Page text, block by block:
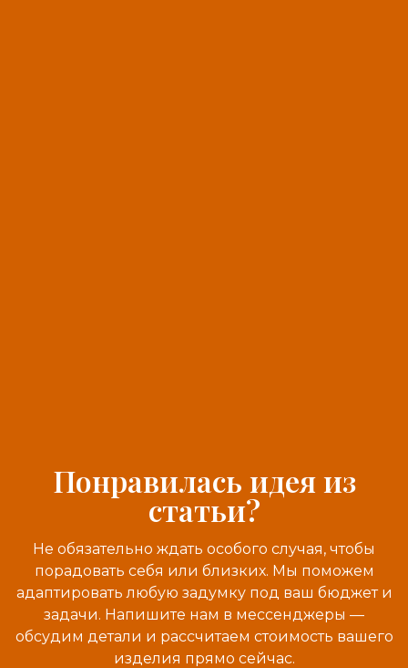
Понравилась идея из
статьи?
Не обязательно ждать особого случая, чтобы
порадовать себя или близких. Мы поможем
адаптировать любую задумку под ваш бюджет и
задачи. Напишите нам в мессенджеры —
обсудим детали и рассчитаем стоимость вашего
изделия прямо сейчас.